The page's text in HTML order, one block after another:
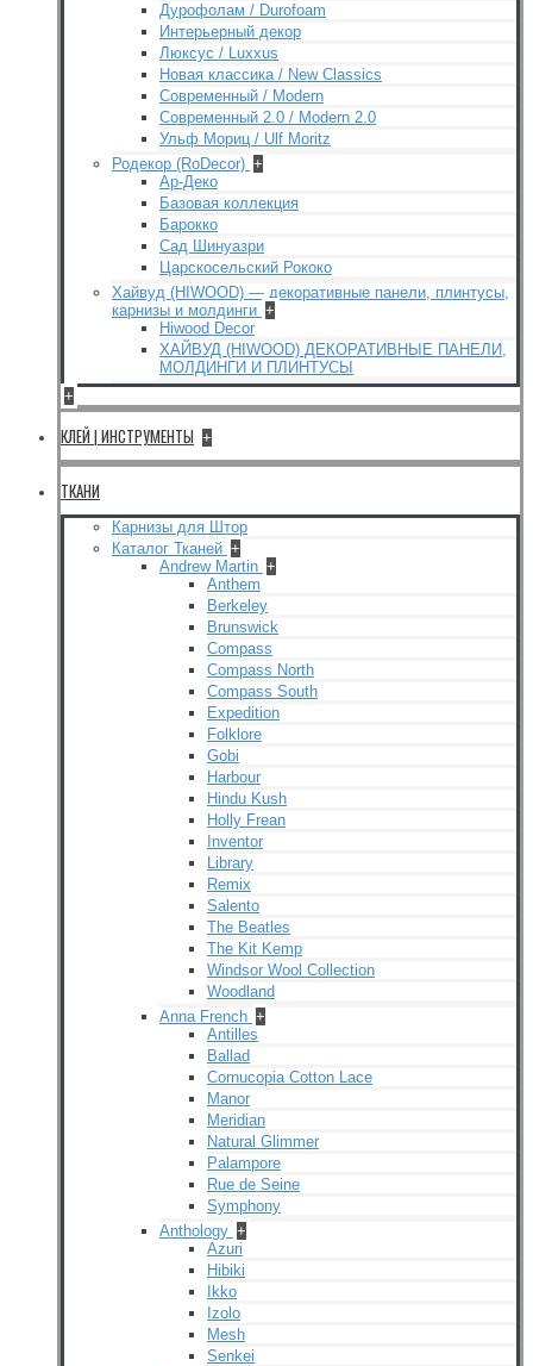
Дурофолам / Durofoam
Интерьерный декор
Люксус / Luxxus
Новая классика / New Classics
Современный / Modern
Современный 2.0 / Modern 2.0
Ульф Мориц / Ulf Moritz
Родекор (RoDecor) +
Ар-Деко
Базовая коллекция
Барокко
Сад Шинуазри
Царскосельский Рококо
Хайвуд (HIWOOD) — декоративные панели, плинтусы,
карнизы и молдинги +
Hiwood Decor
ХАЙВУД (HIWOOD) ДЕКОРАТИВНЫЕ ПАНЕЛИ,
МОЛДИНГИ И ПЛИНТУСЫ
+
КЛЕЙ | ИНСТРУМЕНТЫ +
ТКАНИ
Карнизы для Штор
Каталог Тканей +
Andrew Martin +
Anthem
Berkeley
Brunswick
Compass
Compass North
Compass South
Expedition
Folklore
Gobi
Harbour
Hindu Kush
Holly Frean
Inventor
Library
Remix
Salento
The Beatles
The Kit Kemp
Windsor Wool Collection
Woodland
Anna French +
Antilles
Ballad
Cornucopia Cotton Lace
Manor
Meridian
Natural Glimmer
Palampore
Rue de Seine
Symphony
Anthology +
Azuri
Hibiki
Ikko
Izolo
Mesh
Senkei